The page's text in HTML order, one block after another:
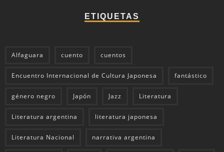
ETIQUETAS
Alfaguara cuento cuentos
Encuentro Internacional de Cultura Japonesa fantástico
género negro Japón Jazz Literatura
Literatura argentina literatura japonesa
Literatura Nacional narrativa argentina